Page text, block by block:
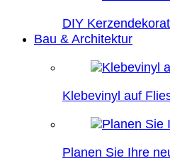
DIY
Bau & Architektur
Klebevinyl auf
Planen Sie Ihre